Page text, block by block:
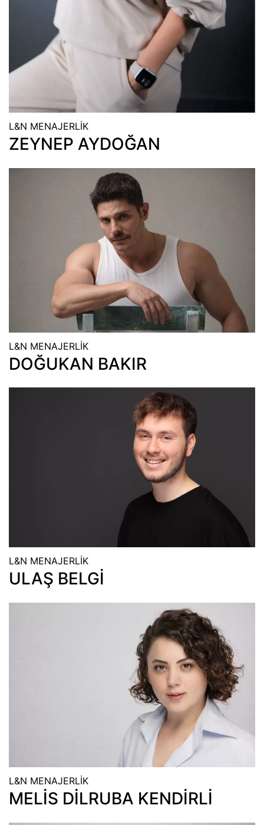
L&N MENAJERLİK
ZEYNEP AYDOĞAN
L&N MENAJERLİK
DOĞUKAN BAKIR
L&N MENAJERLİK
ULAŞ BELGİ
L&N MENAJERLİK
MELİS DİLRUBA KENDİRLİ